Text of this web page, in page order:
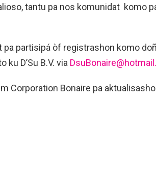
tantu pa nos komunidat komo
partisipá òf registrashon komo
D’Su B.V. via
Corporation Bonaire pa